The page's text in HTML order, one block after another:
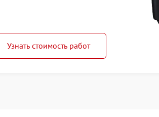
Узнать стоимость работ